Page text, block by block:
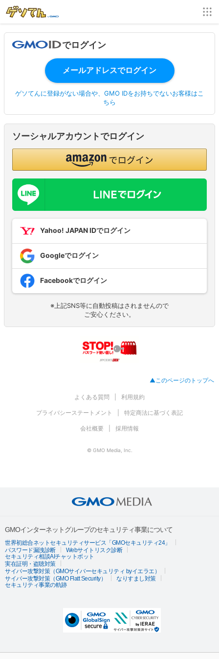
でログイン
ゲソてんに登録がない場合や、GMO IDをお持ちでないお客様はこ
ちら
ソーシャルアカウントでログイン
Yahoo! JAPAN IDでログイン
Googleでログイン
Facebookでログイン
※上記SNS等に自動投稿はされませんので
ご安心ください。
▲このページのトップへ
よくある質問 利用規約
プライバシーステートメント 特定商法に基づく表記
会社概要 採用情報
© GMO Media, Inc.
GMOインターネットグループのセキュリティ事業について
世界初総合ネットセキュリティサービス「GMOセキュリティ24」
パスワード漏洩診断
Webサイトリスク診断
セキュリティ相談AIチャットボット
実在証明・盗聴対策
サイバー攻撃対策（GMOサイバーセキュリティ byイエラエ）
サイバー攻撃対策（GMO Flatt Security）
なりすまし対策
セキュリティ事業の軌跡